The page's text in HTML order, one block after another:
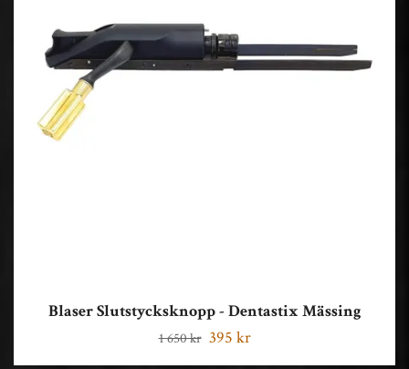
Blaser Slutstycksknopp - Dentastix Mässing
1 650 kr 395 kr